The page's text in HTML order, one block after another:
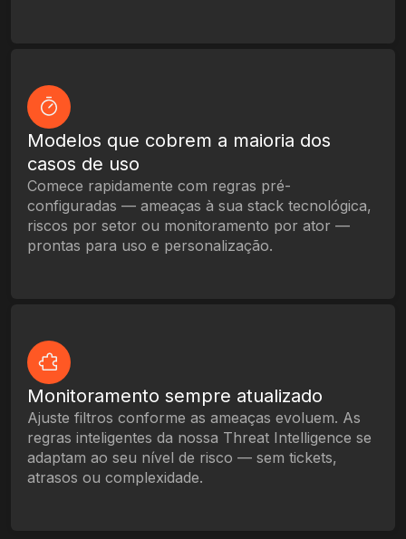
Modelos que cobrem a maioria dos
casos de uso
Comece rapidamente com regras pré-
configuradas — ameaças à sua stack tecnológica,
riscos por setor ou monitoramento por ator —
prontas para uso e personalização.
Monitoramento sempre atualizado
Ajuste filtros conforme as ameaças evoluem. As
regras inteligentes da nossa Threat Intelligence se
adaptam ao seu nível de risco — sem tickets,
atrasos ou complexidade.